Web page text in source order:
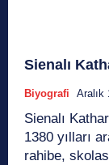
Sienalı
Biyografi Aralık
Sienalı
1380 yılları
rahibe,